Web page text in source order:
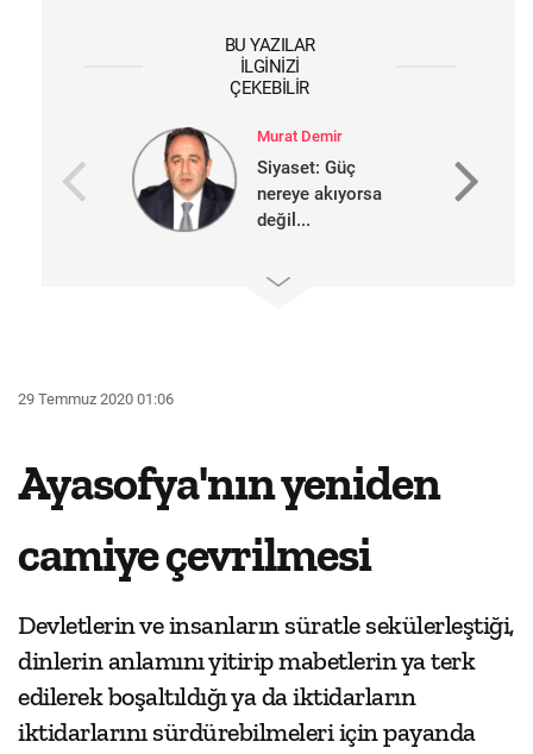
BU YAZILAR
İLGINIZI
ÇEKEBILIR
Murat Demir
Siyaset: Güç
nereye akıyorsa
değil...
29 Temmuz 2020 01:06
Ayasofya'nın yeniden
camiye çevrilmesi
Devletlerin ve insanların süratle sekülerleştiği,
dinlerin anlamını yitirip mabetlerin ya terk
edilerek boşaltıldığı ya da iktidarların
iktidarlarını sürdürebilmeleri için payanda